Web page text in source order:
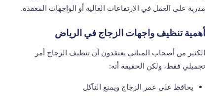
مدربة على العمل في الارتفاعات العالية أو الواجهات المعقدة.
أهمية تنظيف واجهات الزجاج في الرياض
الكثير من أصحاب المباني يعتقدون أن تنظيف الزجاج أمر
تجميلي فقط، ولكن الحقيقة أنه:
يحافظ على عمر الزجاج ويمنع التآكل